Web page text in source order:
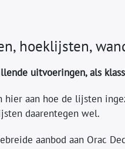
hoeklijsten,
uitvoeringen, als
hier aan hoe de lijsten
daarentegen wel.
aanbod aan Orac